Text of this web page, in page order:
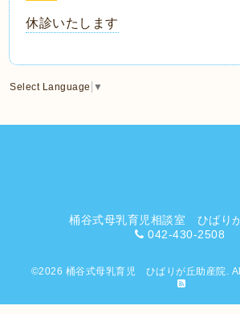
休診いたします
Select Language ▼
桶谷式母乳育児相談室 ひばり
042-430-2508
©2026 桶谷式母乳育児 ひばりが丘助産院.